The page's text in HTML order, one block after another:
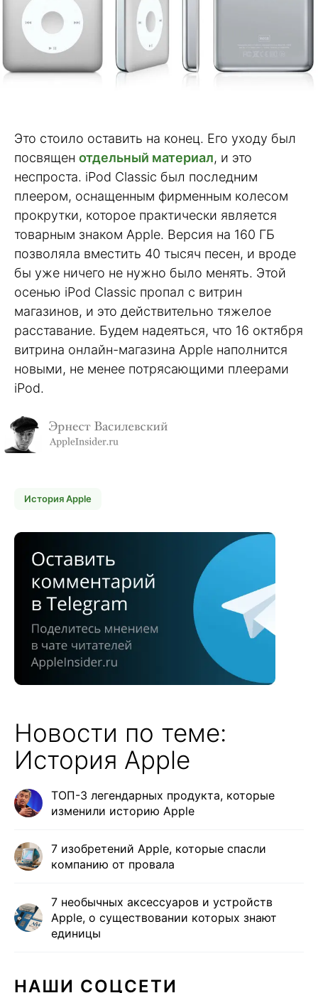
Это стоило оставить на конец. Его уходу был
посвящен отдельный материал, и это
неспроста. iPod Classic был последним
плеером, оснащенным фирменным колесом
прокрутки, которое практически является
товарным знаком Apple. Версия на 160 ГБ
позволяла вместить 40 тысяч песен, и вроде
бы уже ничего не нужно было менять. Этой
осенью iPod Classic пропал с витрин
магазинов, и это действительно тяжелое
расставание. Будем надеяться, что 16 октября
витрина онлайн-магазина Apple наполнится
новыми, не менее потрясающими плеерами
iPod.
История Apple
Новости по теме:
История Apple
ТОП-3 легендарных продукта, которые
изменили историю Apple
7 изобретений Apple, которые спасли
компанию от провала
7 необычных аксессуаров и устройств
Apple, о существовании которых знают
единицы
НАШИ СОЦСЕТИ